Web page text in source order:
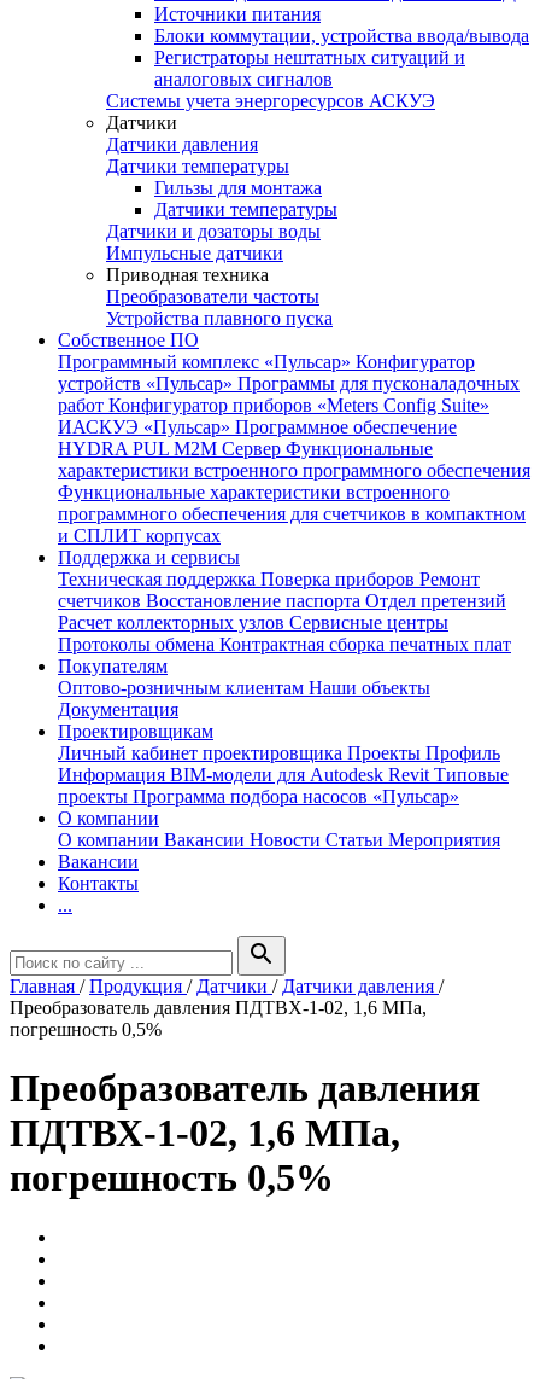
Источники питания
Блоки коммутации, устройства ввода/вывода
Регистраторы нештатных ситуаций и
аналоговых сигналов
Системы учета энергоресурсов АСКУЭ
Датчики
Датчики давления
Датчики температуры
Гильзы для монтажа
Датчики температуры
Датчики и дозаторы воды
Импульсные датчики
Приводная техника
Преобразователи частоты
Устройства плавного пуска
Собственное ПО
Программный комплекс «Пульсар» Конфигуратор
устройств «Пульсар» Программы для пусконаладочных
работ Конфигуратор приборов «Meters Config Suite»
ИАСКУЭ «Пульсар» Программное обеспечение
HYDRA PUL M2M Сервер Функциональные
характеристики встроенного программного обеспечения
Функциональные характеристики встроенного
программного обеспечения для счетчиков в компактном
и СПЛИТ корпусах
Поддержка и сервисы
Техническая поддержка Поверка приборов Ремонт
счетчиков Восстановление паспорта Отдел претензий
Расчет коллекторных узлов Сервисные центры
Протоколы обмена Контрактная сборка печатных плат
Покупателям
Оптово-розничным клиентам Наши объекты
Документация
Проектировщикам
Личный кабинет проектировщика Проекты Профиль
Информация BIM-модели для Autodesk Revit Типовые
проекты Программа подбора насосов «Пульсар»
О компании
О компании Вакансии Новости Статьи Мероприятия
Вакансии
Контакты
...
search
Главная /Продукция / Датчики / Датчики давления /
Преобразователь давления ПДТВХ-1-02, 1,6 МПа,
погрешность 0,5%
Преобразователь давления
ПДТВХ-1-02, 1,6 МПа,
погрешность 0,5%